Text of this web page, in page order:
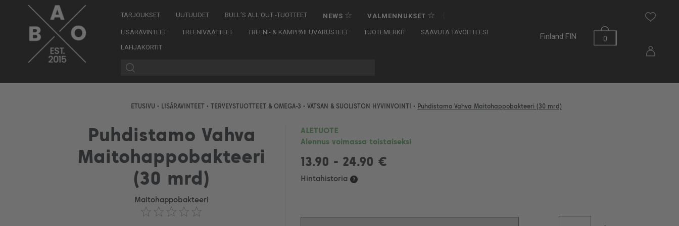
TARJOUKSET UUTUUDET BULL’S ALL OUT -TUOTTEET NEWS ☆ VALMENNUKSET ☆
LISÄRAVINTEET TREENIVAATTEET TREENI- & KAMPPAILUVARUSTEET TUOTEMERKIT
SAAVUTA TAVOITTEESI
LAHJAKORTIT
0
Finland FIN
ETUSIVU • LISÄRAVINTEET • TERVEYSTUOTTEET & OMEGA-3 • VATSAN & SUOLISTON HYVINVOINTI • Puhdistamo Vahva Maitohappobakteeri (30 mrd)
Puhdistamo Vahva
Maitohappobakteeri
(30 mrd)
Maitohappobakteeri
ALETUOTE
Alennus voimassa toistaiseksi
13.90 - 24.90 €
Hintahistoria